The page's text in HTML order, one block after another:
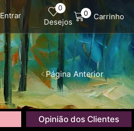
Entrar
0
Desejos
0 Carrinho
Página Anterior
Opinião dos Clientes